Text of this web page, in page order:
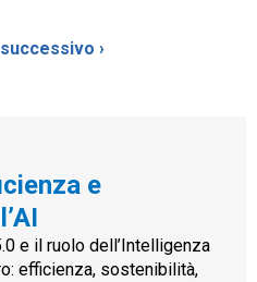
›
e
e il ruolo dell’Intelligenza
efficienza, sostenibilità,